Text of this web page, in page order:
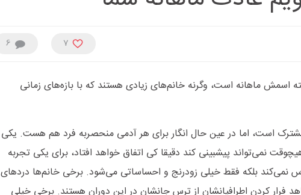
6 7
اسمش ماهانه است، وگرنه خانم‌های زیادی هستند که با بازه‌های زمانی
است، اما در عین حال انگار برای هر آدمی منحصربه فرد هم هست. یکی
نمی‌تواند پیشبینی کند دقیقا کی اتفاق خواهد افتاد، برای یکی تجربه
بلکه فقط خیلی زودرنج و احساساتی می‌شود. برخی خانم‌ها دردهای